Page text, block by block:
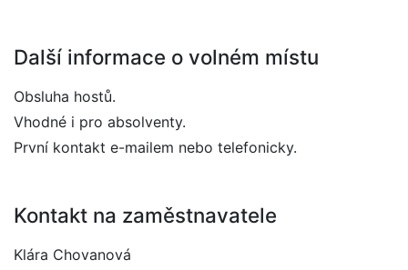
Další informace o volném místu
Obsluha hostů.
Vhodné i pro absolventy.
První kontakt e-mailem nebo telefonicky.
Kontakt na zaměstnavatele
Klára Chovanová